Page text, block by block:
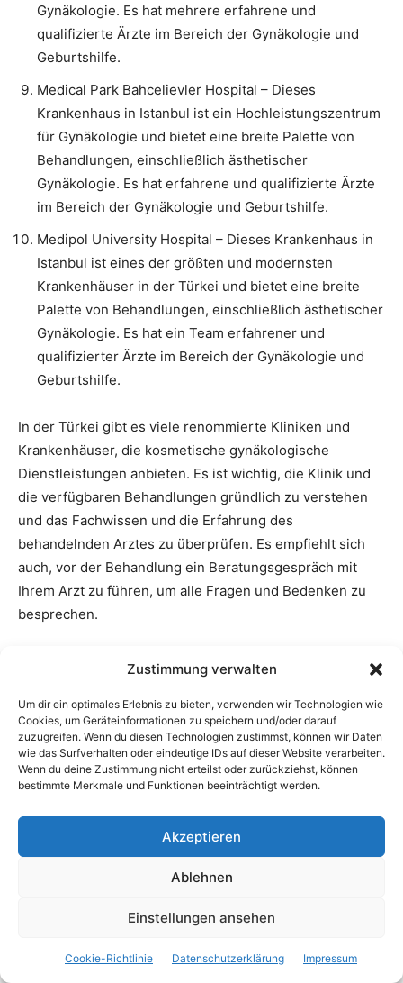
Zustimmung verwalten
Um dir ein optimales Erlebnis zu bieten, verwenden wir Technologien wie
Cookies, um Geräteinformationen zu speichern und/oder darauf
zuzugreifen. Wenn du diesen Technologien zustimmst, können wir Daten
wie das Surfverhalten oder eindeutige IDs auf dieser Website verarbeiten.
Wenn du deine Zustimmung nicht erteilst oder zurückziehst, können
bestimmte Merkmale und Funktionen beeinträchtigt werden.
Akzeptieren
Ablehnen
Einstellungen ansehen
Cookie-Richtlinie Datenschutzerklärung Impressum
Gynäkologie. Es hat mehrere erfahrene und
qualifizierte Ärzte im Bereich der Gynäkologie und
Geburtshilfe.
Medical Park Bahcelievler Hospital – Dieses
Krankenhaus in Istanbul ist ein Hochleistungszentrum
für Gynäkologie und bietet eine breite Palette von
Behandlungen, einschließlich ästhetischer
Gynäkologie. Es hat erfahrene und qualifizierte Ärzte
im Bereich der Gynäkologie und Geburtshilfe.
Medipol University Hospital – Dieses Krankenhaus in
Istanbul ist eines der größten und modernsten
Krankenhäuser in der Türkei und bietet eine breite
Palette von Behandlungen, einschließlich ästhetischer
Gynäkologie. Es hat ein Team erfahrener und
qualifizierter Ärzte im Bereich der Gynäkologie und
Geburtshilfe.
In der Türkei gibt es viele renommierte Kliniken und
Krankenhäuser, die kosmetische gynäkologische
Dienstleistungen anbieten. Es ist wichtig, die Klinik und
die verfügbaren Behandlungen gründlich zu verstehen
und das Fachwissen und die Erfahrung des
behandelnden Arztes zu überprüfen. Es empfiehlt sich
auch, vor der Behandlung ein Beratungsgespräch mit
Ihrem Arzt zu führen, um alle Fragen und Bedenken zu
besprechen.
dienen lediglich zu Informationszwecken. Sie ersetzen nicht die professionelle
Arzt oder Gesundheitsexperten. Wenn Sie gesundheitliche Probleme haben
oder unsicher sind, welche Behandlung für Sie am besten geeignet ist, suchen
Sie bitte unbedingt den Rat eines qualifizierten Arztes oder
Gesundheitsexperten. Verwenden Sie die auf unserer Website bereitgestellten
Informationen nicht, um eigenständig Diagn oder Behandlungen